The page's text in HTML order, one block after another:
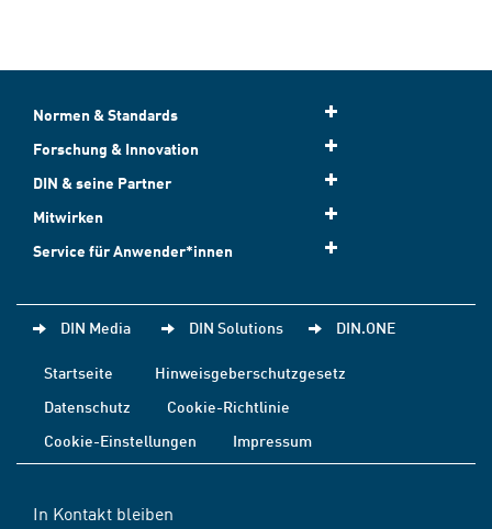
Normen & Standards
Forschung & Innovation
DIN & seine Partner
Mitwirken
Service für Anwender*innen
DIN Media DIN Solutions DIN.ONE
Startseite
Hinweisgeberschutzgesetz
Datenschutz
Cookie-Richtlinie
Cookie-Einstellungen
Impressum
In Kontakt bleiben